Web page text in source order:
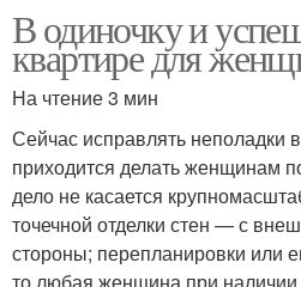
В одиночку и
квартире для
На чтение 3 мин
Сейчас исправлять неполадки
приходится делать женщинам
дело не касается
точечной отделки стен — с
стороны; перепланировки или
то любая женщина при